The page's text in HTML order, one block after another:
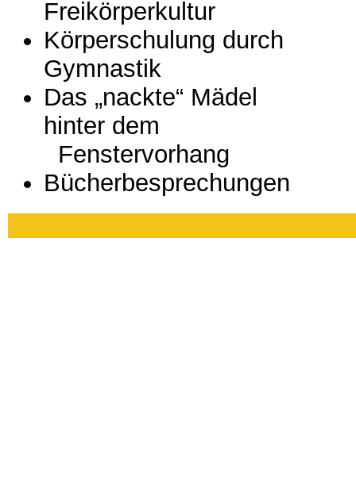
Freikörperkultur
Körperschulung durch
Gymnastik
Das „nackte“ Mädel
hinter dem
Fenstervorhang
Bücherbesprechungen